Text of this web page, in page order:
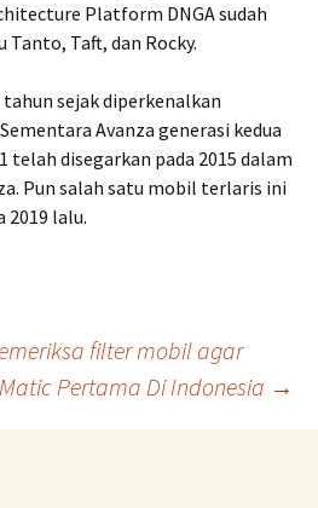
Platform DNGA sudah
Tanto, Taft, dan Rocky.
sejak diperkenalkan
Avanza generasi kedua
telah disegarkan pada 2015 dalam
Pun salah satu mobil terlaris ini
2019 lalu.
filter mobil agar
Pertama Di Indonesia →